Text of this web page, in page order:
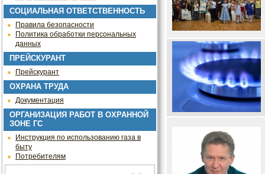
СОЦИАЛЬНАЯ ОТВЕТСТВЕННОСТЬ
Правила безопасности
Политика обработки персональных
данных
ПРЕЙСКУРАНТ
Прейскурант
ОХРАНА ТРУДА
Документация
ОРГАНИЗАЦИЯ РАБОТ В ОХРАННОЙ
ЗОНЕ ГС
Инструкция по использованию газа в
быту
Потребителям